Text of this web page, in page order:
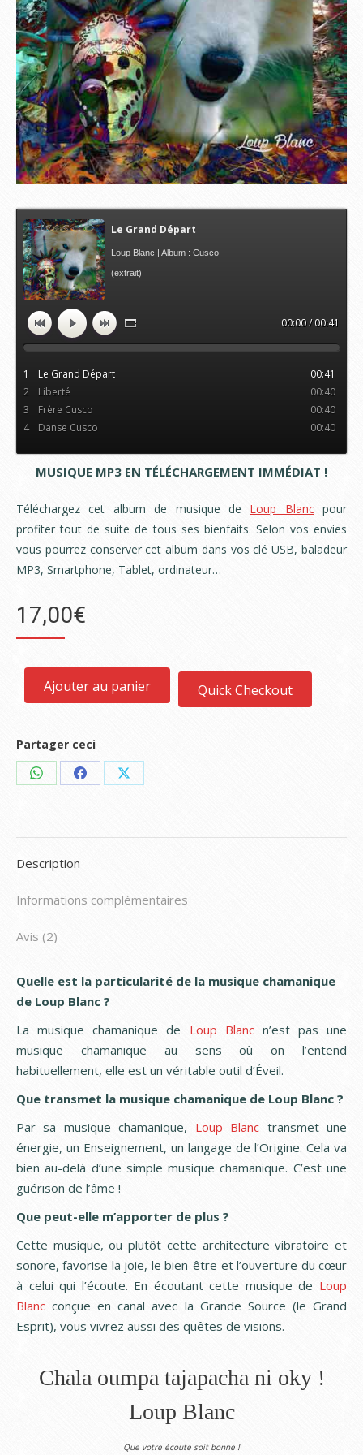
Le Grand Départ
Loup Blanc | Album : Cusco
(extrait)
00:00 / 00:41
1 00:41
Le Grand Départ
2
00:40
Liberté
3
00:40
Frère Cusco
4
00:40
Danse Cusco
MUSIQUE MP3 EN TÉLÉCHARGEMENT IMMÉDIAT !
Téléchargez cet album de musique de Loup Blancpour
profiter tout de suite de tous ses bienfaits. Selon vos envies
vous pourrez conserver cet album dans vos clé USB, baladeur
MP3, Smartphone, Tablet, ordinateur…
17,00€
Ajouter au panier Quick Checkout
Partager ceci
Share
WhatsApp
Share
Facebook
Share
X
Description
Informations complémentaires
Avis (2)
Quelle est la particularité de la musique chamanique
de Loup Blanc ?
La musique chamanique de Loup Blancn’est pas une
musique chamanique au sens où on l’entend
habituellement, elle est un véritable outil d’Éveil.
Que transmet la musique chamanique de Loup Blanc ?
Par sa musique chamanique, Loup Blanc transmet une
énergie, un Enseignement, un langage de l’Origine. Cela va
bien au-delà d’une simple musique chamanique. C’est une
guérison de l’âme !
Que peut-elle m’apporter de plus ?
Cette musique, ou plutôt cette architecture vibratoire et
sonore, favorise la joie, le bien-être et l’ouverture du cœur
à celui qui l’écoute. En écoutant cette musique de Loup
Blanc conçue en canal avec la Grande Source (le Grand
Esprit), vous vivrez aussi des quêtes de visions.
Chala oumpa tajapacha ni oky !
Loup Blanc
Que votre écoute soit bonne !